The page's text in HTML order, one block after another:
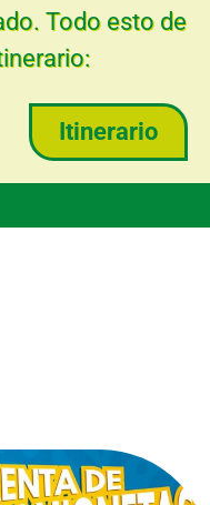
Todo esto de
Itinerario